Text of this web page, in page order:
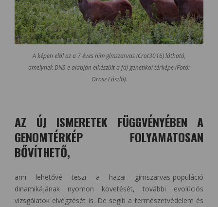
A képen elől az a 7 éves hím gímszarvas (Crot3016) látható,
amelynek DNS-e alapján elkészült a faj genetikai térképe (Fotó:
Orosz László).
AZ ÚJ ISMERETEK FÜGGVÉNYÉBEN A
GENOMTÉRKÉP FOLYAMATOSAN
BŐVÍTHETŐ,
ami lehetővé teszi a hazai gímszarvas-populáció
dinamikájának nyomon követését, további evolúciós
vizsgálatok elvégzését is. De segíti a természetvédelem és